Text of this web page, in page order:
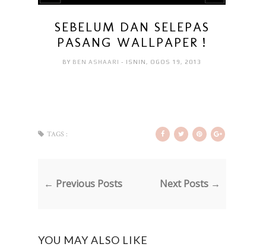
SEBELUM DAN SELEPAS
PASANG WALLPAPER !
BY BEN ASHAARI- ISNIN, OGOS 19, 2013
TAGS :
← Previous Posts Next Posts →
YOU MAY ALSO LIKE